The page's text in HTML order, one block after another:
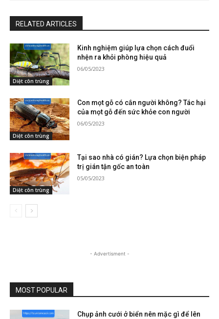
RELATED ARTICLES
Diệt côn trùng
Kinh nghiệm giúp lựa chọn cách đuổi
nhện ra khỏi phòng hiệu quả
06/05/2023
Diệt côn trùng
Con mọt gỗ có cắn người không? Tác hại
của mọt gỗ đến sức khỏe con người
06/05/2023
Diệt côn trùng
Tại sao nhà có gián? Lựa chọn biện pháp
trị gián tận gốc an toàn
05/05/2023
- Advertisment -
MOST POPULAR
Chụp ảnh cưới ở biển nên mặc gì để lên